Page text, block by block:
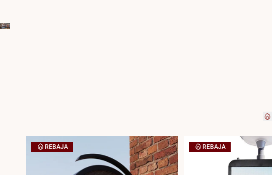
REBAJA REBAJA